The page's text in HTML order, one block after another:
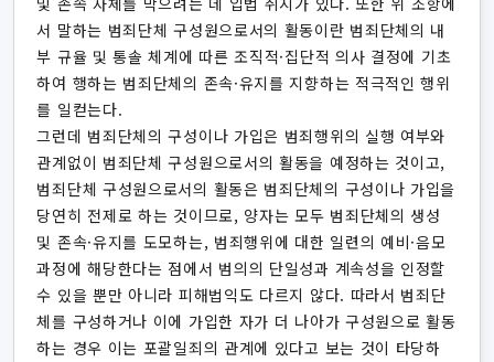
서 말하는 범죄단체 구성원으로서의 활동이란 범죄단체의 내
부 규율 및 통솔 체계에 따른 조직적·집단적 의사 결정에 기초
하여 행하는 범죄단체의 존속·유지를 지향하는 적극적인 행위
를 일컫는다.
그런데 범죄단체의 구성이나 가입은 범죄행위의 실행 여부와
관계없이 범죄단체 구성원으로서의 활동을 예정하는 것이고,
범죄단체 구성원으로서의 활동은 범죄단체의 구성이나 가입을
당연히 전제로 하는 것이므로, 양자는 모두 범죄단체의 생성
및 존속·유지를 도모하는, 범죄행위에 대한 일련의 예비·음모
과정에 해당한다는 점에서 범의의 단일성과 계속성을 인정할
수 있을 뿐만 아니라 피해법익도 다르지 않다. 따라서 범죄단
체를 구성하거나 이에 가입한 자가 더 나아가 구성원으로 활동
하는 경우 이는 포괄일죄의 관계에 있다고 보는 것이 타당하